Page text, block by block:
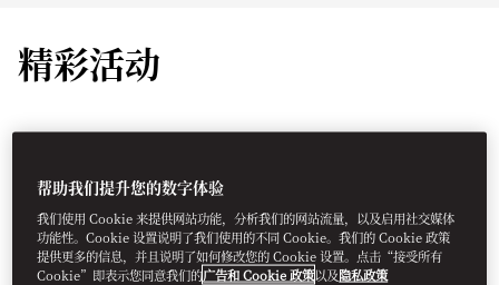
精彩活动
帮助我们提升您的数字体验
我们使用 Cookie 来提供网站功能，分析我们的网站流量，以及启用社交媒体
功能性。Cookie 设置说明了我们使用的不同 Cookie。我们的 Cookie 政策
提供更多的信息，并且说明了如何修改您的 Cookie 设置。点击“接受所有
Cookie”即表示您同意我们的广告和 Cookie 政策以及隐私政策